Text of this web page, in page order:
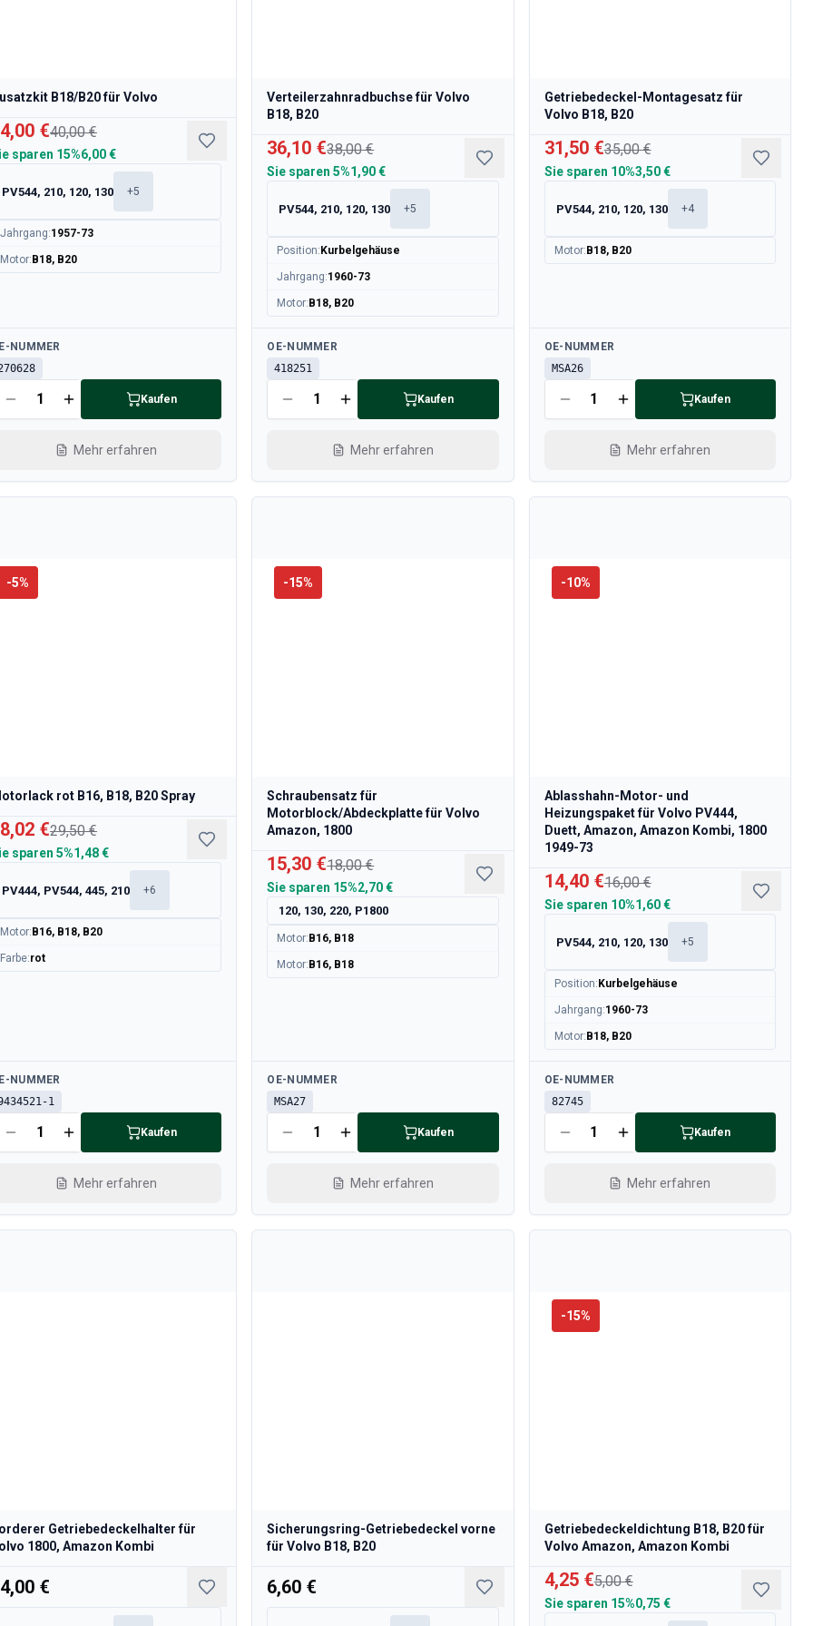
B18/B20 für Volvo
€40,00 €
sparen 15%6,00 €
PV544, 210, 120, 130 +5
Jahrgang:1957-73
Motor: B18, B20
NUMMER
Kaufen
Mehr erfahren
Verteilerzahnradbuchse für Volvo
B18, B20
36,10 €38,00 €
Sie sparen 5%1,90 €
PV544, 210, 120, 130 +5
Position: Kurbelgehäuse
Jahrgang:1960-73
Motor: B18, B20
Verfügbar
OE-NUMMER
418251
Kaufen
Mehr erfahren
Getriebedeckel-Montagesatz für
Volvo B18, B20
31,50 €35,00 €
Sie sparen 10%3,50 €
PV544, 210, 120, 130 +4
Motor: B18, B20
Verfügbar
OE-NUMMER
MSA26
Kaufen
Mehr erfahren
-5%
rot B16, B18, B20 Spray
€29,50 €
sparen 5%1,48 €
PV444, PV544, 445, 210 +6
Motor: B16, B18, B20
Farbe:rot
NUMMER
1
Kaufen
Mehr erfahren
-15%
Schraubensatz für
Motorblock/Abdeckplatte für Volvo
Amazon, 1800
15,30 €18,00 €
Sie sparen 15%2,70 €
120, 130, 220, P1800
Motor: B16, B18
Motor: B16, B18
Verfügbar
OE-NUMMER
MSA27
Kaufen
Mehr erfahren
-10%
Ablasshahn-Motor- und
Heizungspaket für Volvo PV444,
Duett, Amazon, Amazon Kombi, 1800
1949-73
14,40 €16,00 €
Sie sparen 10%1,60 €
PV544, 210, 120, 130 +5
Position: Kurbelgehäuse
Jahrgang:1960-73
Motor: B18, B20
Verfügbar
OE-NUMMER
82745
Kaufen
Mehr erfahren
Getriebedeckelhalter für
1800, Amazon Kombi
€
Sicherungsring-Getriebedeckel vorne
für Volvo B18, B20
6,60 €
-15%
Getriebedeckeldichtung B18, B20 für
Volvo Amazon, Amazon Kombi
4,25 €5,00 €
Sie sparen 15%0,75 €